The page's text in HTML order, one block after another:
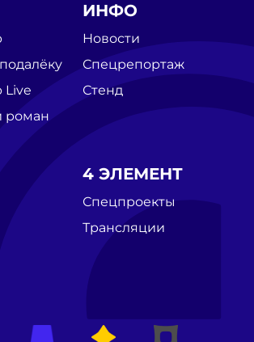
Live
роман
ИНФО
Новости
Спецрепортаж
Стенд
4 ЭЛЕМЕНТ
Спецпроекты
Трансляции